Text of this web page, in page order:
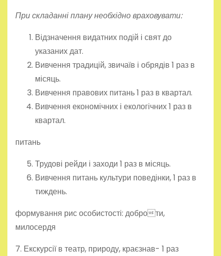
При складанні плану необхідно враховувати:
Відзначення видатних подій і свят до
указаних дат.
Вивчення традицій, звичаїв і обрядів 1 раз в
місяць.
Вивчення правових питань 1 раз в квартал.
Вивчення економічних і екологічних 1 раз в
квартал.
питань
Трудові рейди і заходи 1 раз в місяць.
Вивчення питань культури поведінки, 1 раз в
тиждень.
формування рис особистості: доброти,
милосердя
7. Екскурсії в театр, природу, краєзнав- 1 раз